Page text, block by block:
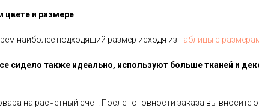
цвете и размере
наиболее подходящий размер исходя из таблицы с
также идеально, используют больше тканей и
на расчетный счет. После готовности заказа вы вносите